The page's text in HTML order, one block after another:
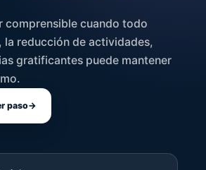
comprensible cuando todo
la reducción de actividades,
gratificantes puede mantener
paso→